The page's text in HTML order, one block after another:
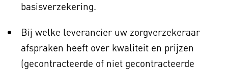
basisverzekering.
Bij welke leverancier uw zorgverzekeraar
afspraken heeft over kwaliteit en prijzen
(gecontracteerde of niet gecontracteerde